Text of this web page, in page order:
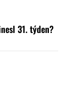
31. týden?